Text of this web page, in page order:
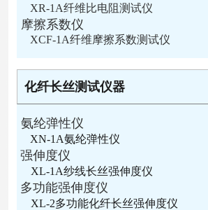
XR-1A纤维比电阻测试仪
摩擦系数仪
XCF-1A纤维摩擦系数测试仪
化纤长丝测试仪器
氨纶弹性仪
XN-1A氨纶弹性仪
强伸度仪
XL-1A纱线长丝强伸度仪
多功能强伸度仪
XL-2多功能化纤长丝强伸度仪